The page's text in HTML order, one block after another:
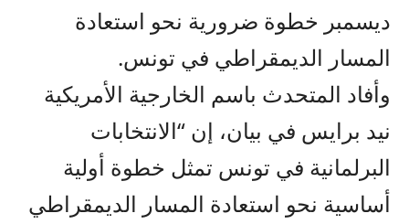
ديسمبر خطوة ضرورية نحو استعادة
المسار الديمقراطي في تونس.
وأفاد المتحدث باسم الخارجية الأمريكية
نيد برايس في بيان، إن “الانتخابات
البرلمانية في تونس تمثل خطوة أولية
أساسية نحو استعادة المسار الديمقراطي